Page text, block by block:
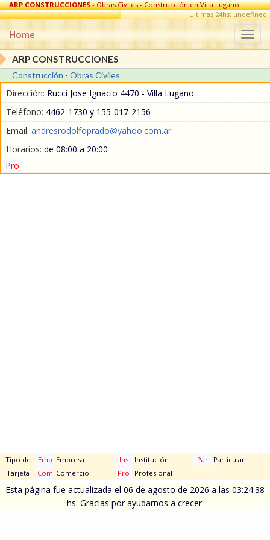
ARP CONSTRUCCIONES- Obras Civiles - Construcción en Villa Lugano
Ultimas 24hs: undefined
Home
ARP CONSTRUCCIONES
Construcción - Obras Civiles
Dirección: Rucci Jose Ignacio 4470 - Villa Lugano
Teléfono: 4462-1730 y 155-017-2156
Email: andresrodolfoprado@yahoo.com.ar
Horarios: de 08:00 a 20:00
Pro
Tipo de
Tarjeta
Emp Empresa Ins Institución Par
Particular
Com Comercio Pro Profesional
Esta página fue actualizada el 06 de agosto de 2026 a las 03:24:38
hs. Gracias por ayudarnos a crecer.